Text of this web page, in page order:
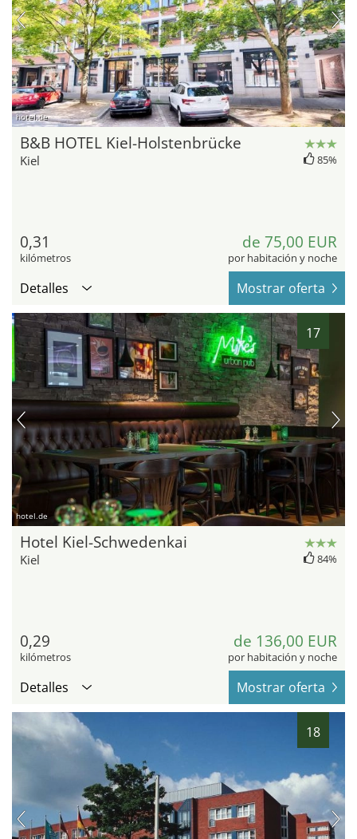
hotel.de
B&B HOTEL Kiel-Holstenbrücke
Kiel 85%
0,31
kilómetros
de 75,00 EUR
por habitación y noche
Detalles Mostrar oferta
17
hotel.de
Hotel Kiel-Schwedenkai
Kiel 84%
0,29
kilómetros
de 136,00 EUR
por habitación y noche
Detalles Mostrar oferta
18